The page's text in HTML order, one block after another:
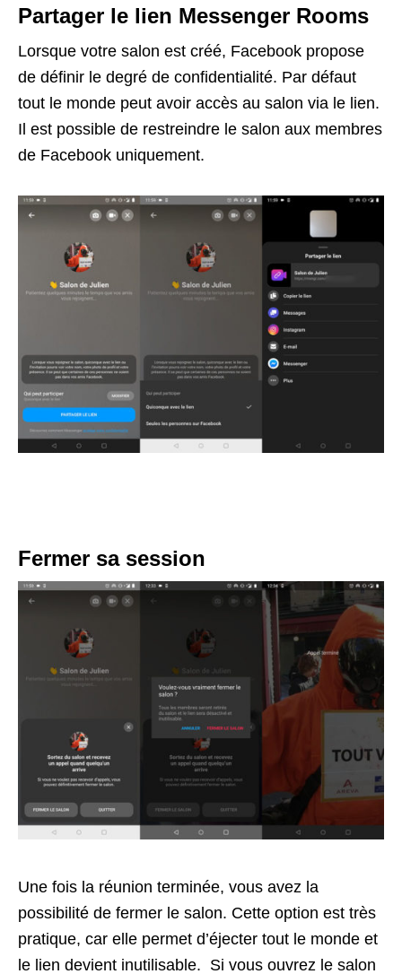
Partager le lien Messenger Rooms
Lorsque votre salon est créé, Facebook propose
de définir le degré de confidentialité. Par défaut
tout le monde peut avoir accès au salon via le lien.
Il est possible de restreindre le salon aux membres
de Facebook uniquement.
Fermer sa session
Une fois la réunion terminée, vous avez la
possibilité de fermer le salon. Cette option est très
pratique, car elle permet d’éjecter tout le monde et
le lien devient inutilisable. Si vous ouvrez le salon